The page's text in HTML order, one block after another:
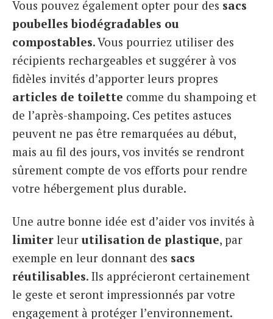
Vous pouvez également opter pour des sacs
poubelles biodégradables ou
compostables. Vous pourriez utiliser des
récipients rechargeables et suggérer à vos
fidèles invités d’apporter leurs propres
articles de toilette comme du shampoing et
de l’après-shampoing. Ces petites astuces
peuvent ne pas être remarquées au début,
mais au fil des jours, vos invités se rendront
sûrement compte de vos efforts pour rendre
votre hébergement plus durable.
Une autre bonne idée est d’aider vos invités à
limiter leur utilisation de plastique, par
exemple en leur donnant des sacs
réutilisables. Ils apprécieront certainement
le geste et seront impressionnés par votre
engagement à protéger l’environnement.